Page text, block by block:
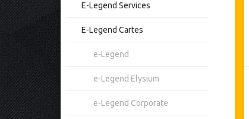
E-Legend Services
E-Legend Cartes
e-Legend
e-Legend Elysium
e-Legend Corporate